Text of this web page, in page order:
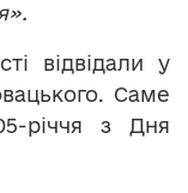
відвідали у
Саме
річчя з Дня